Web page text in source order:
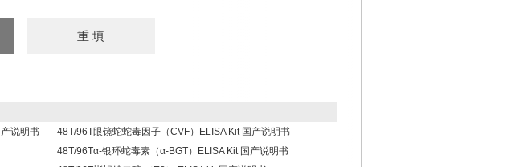
说明书
48T/96T眼镜蛇蛇毒因子（CVF）ELISA Kit 国产说明书
48T/96Tα-银环蛇毒素（α-BGT）ELISA Kit 国产说明书